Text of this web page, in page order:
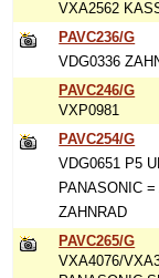
VXA2562
PAVC236/G
VDG0336
PAVC246/G
VXP0981
PAVC254/G
VDG0651 P5
PANASONIC
ZAHNRAD
PAVC265/G
VXA4076/